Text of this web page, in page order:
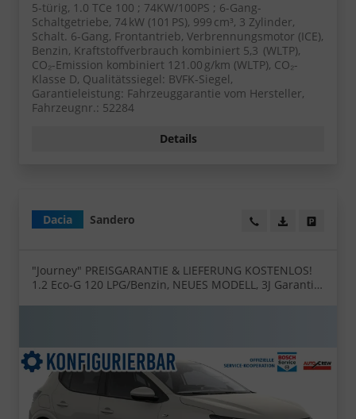
5-türig, 1.0 TCe 100 ; 74KW/100PS ; 6-Gang-
Schaltgetriebe, 74 kW (101 PS), 999 cm³, 3 Zylinder,
Schalt. 6-Gang, Frontantrieb, Verbrennungsmotor (ICE),
Benzin, Kraftstoffverbrauch kombiniert 5,3 (WLTP),
CO₂-Emission kombiniert 121.00 g/km (WLTP), CO₂-
Klasse D, Qualitätssiegel: BVFK-Siegel,
Garantieleistung: Fahrzeuggarantie vom Hersteller,
Fahrzeugnr.: 52284
Details
Dacia Sandero Wir rufen Sie an!
PDF-Datei,
"Journey" PREISGARANTIE & LIEFERUNG KOSTENLOS!
1.2 Eco-G 120 LPG/Benzin, NEUES MODELL, 3J Garantie,